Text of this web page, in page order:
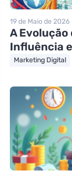
19 de Maio de 2026
A
Influência
Marketing Digital